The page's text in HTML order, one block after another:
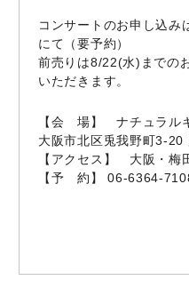
コンサートのお申し込み
にて（要予約）
前売りは8/22(水)までの
いただきます。
【会 場】 ナチュラル
大阪市北区兎我野町3-20
【アクセス】 大阪・梅
【予 約】 06-6364-